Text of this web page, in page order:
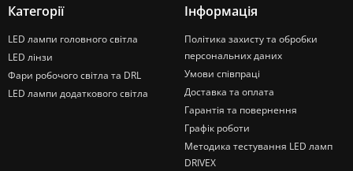
Категорії
LED лампи головного світла
LED лінзи
Фари робочого світла та DRL
LED лампи додаткового світла
Інформація
Політика захисту та обробки
персональних даних
Умови співпраці
Доставка та оплата
Гарантія та повернення
Графік роботи
Методика тестування LED ламп
DRIVEX